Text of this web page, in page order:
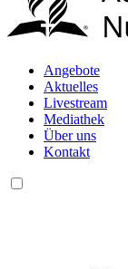
Angebote
Aktuelles
Livestream
Mediathek
Über uns
Kontakt